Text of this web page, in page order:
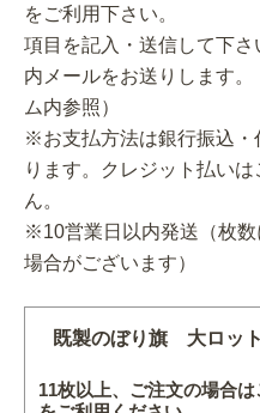
をご利用下さい。
項目を記入・送信して下さ
内メールをお送りします
ム内参照）
※お支払方法は銀行振込・
ります。クレジット払い
ん。
※10営業日以内発送（枚数
場合がございます）